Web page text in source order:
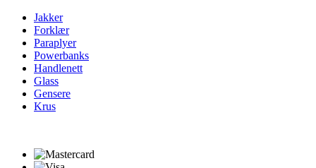
Jakker
Forklær
Paraplyer
Powerbanks
Handlenett
Glass
Gensere
Krus